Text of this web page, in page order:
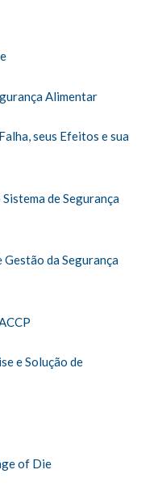
Alimentar
seus Efeitos e sua
de Segurança
Gestão da Segurança
e Solução de
of Die